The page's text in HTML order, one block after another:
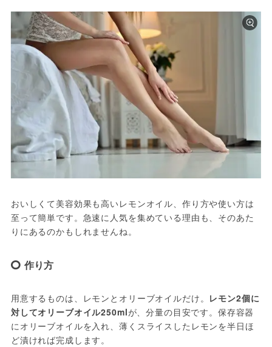
おいしくて美容効果も高いレモンオイル、作り方や使い方は
至って簡単です。急速に人気を集めている理由も、そのあた
りにあるのかもしれませんね。
作り方
用意するものは、レモンとオリーブオイルだけ。 レモン2個に
対してオリーブオイル250mlが、分量の目安です。保存容器
にオリーブオイルを入れ、薄くスライスしたレモンを半日ほ
ど漬ければ完成します。